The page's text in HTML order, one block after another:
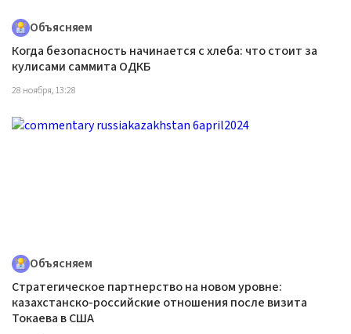
Объясняем
Когда безопасность начинается с хлеба: что стоит за
кулисами саммита ОДКБ
28 ноября, 13:28
Объясняем
Стратегическое партнерство на новом уровне:
казахстанско-российские отношения после визита
Токаева в США